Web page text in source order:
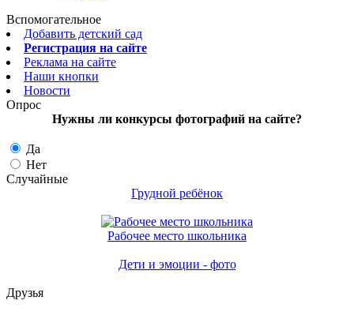
Вспомогательное
Добавить детский сад
Регистрация на сайте
Реклама на сайте
Наши кнопки
Новости
Опрос
Нужны ли конкурсы фотографий на сайте?
Да
Нет
Случайные
Грудной ребёнок
Рабочее место школьника
Дети и эмоции - фото
Друзья